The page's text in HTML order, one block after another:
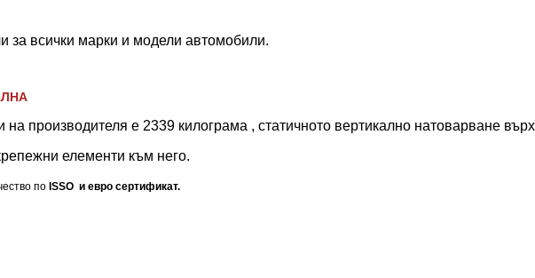
за всички марки и модели автомобили.
на производителя е 2339 килограма , статичното вертикално натоварване
елементи към него.
по ISSO и евро сертификат.